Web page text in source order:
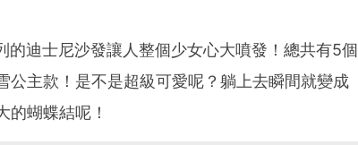
的迪士尼沙發讓人整個少女心大噴發！總共有5個
公主款！是不是超級可愛呢？躺上去瞬間就變成
的蝴蝶結呢！